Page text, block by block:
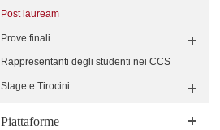
Post lauream
Prove finali
Rappresentanti degli studenti nei CCS
Stage e Tirocini
Piattaforme